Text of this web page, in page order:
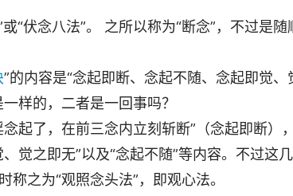
“伏念八法”。 之所以称为“断念”，不过是随
”的内容是“念起即断、念起不随、念起即觉、
样的，二者是一回事吗？
起了，在前三念内立刻斩断”（念起即断），
觉之即无”以及“念起不随”等内容。不过这几
之为“观照念头法”，即观心法。